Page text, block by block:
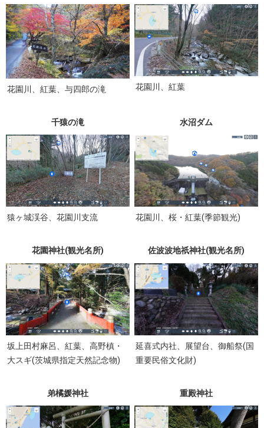
花園川、紅葉、与四郎の滝 花園川、紅葉
千猿の滝
猿ヶ城渓谷、花園川支流
水沼ダム
花園川、桜・紅葉(季節観光)
花園神社(観光名所)
坂上田村麻呂、紅葉、高野槙・
大スギ(茨城県指定天然記念物)
佐波波地祇神社(観光名所)
延喜式内社、展望台、御船祭(国
重要民俗文化財)
弟橘媛神社 重殿神社